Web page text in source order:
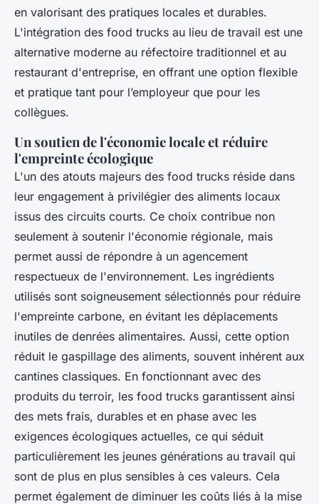
en valorisant des pratiques locales et durables.
L'intégration des food trucks au lieu de travail est une
alternative moderne au réfectoire traditionnel et au
restaurant d'entreprise, en offrant une option flexible
et pratique tant pour l’employeur que pour les
collègues.
Un soutien de l'économie locale et réduire
l'empreinte écologique
L'un des atouts majeurs des food trucks réside dans
leur engagement à privilégier des aliments locaux
issus des circuits courts. Ce choix contribue non
seulement à soutenir l'économie régionale, mais
permet aussi de répondre à un agencement
respectueux de l'environnement. Les ingrédients
utilisés sont soigneusement sélectionnés pour réduire
l'empreinte carbone, en évitant les déplacements
inutiles de denrées alimentaires. Aussi, cette option
réduit le gaspillage des aliments, souvent inhérent aux
cantines classiques. En fonctionnant avec des
produits du terroir, les food trucks garantissent ainsi
des mets frais, durables et en phase avec les
exigences écologiques actuelles, ce qui séduit
particulièrement les jeunes générations au travail qui
sont de plus en plus sensibles à ces valeurs. Cela
permet également de diminuer les coûts liés à la mise